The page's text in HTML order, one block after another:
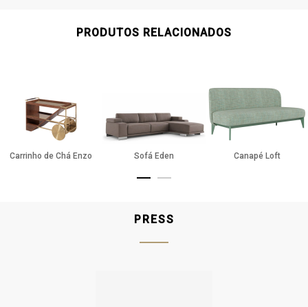
Champagne Aged Champagne
PRODUTOS RELACIONADOS
Carrinho de Chá Enzo Sofá Eden Canapé Loft
PRESS